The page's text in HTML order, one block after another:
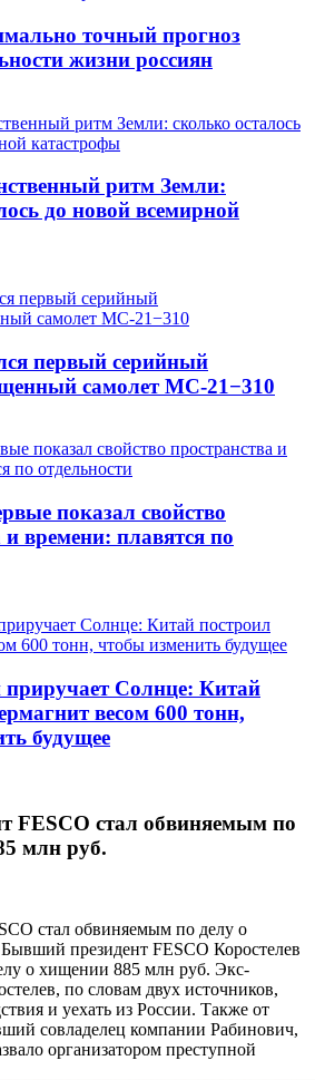
точный прогноз
жизни россиян
ритм Земли:
до новой всемирной
первый серийный
самолет МС-21−310
показал свойство
и времени: плавятся по
Солнце: Китай
весом 600 тонн,
будущее
FESCO стал обвиняемым по
млн руб.
стал обвиняемым по делу о
президент FESCO Коростелев
о хищении 885 млн руб. Экс-
по словам двух источников,
и уехать из России. Также от
совладелец компании Рабинович,
организатором преступной